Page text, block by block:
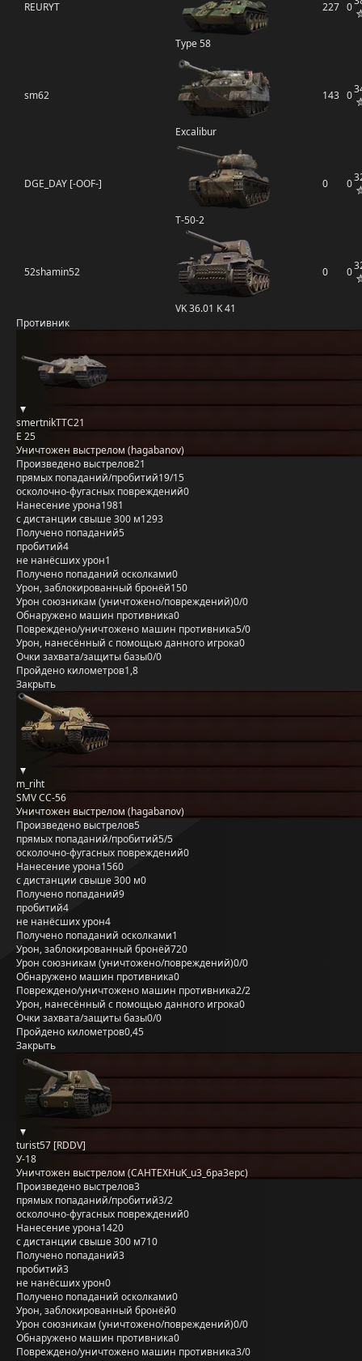
REURYT
Type 58
227 0
sm62
Excalibur
143 0
DGE_DAY [-OOF-]
Т-50-2
0 0
52shamin52
VK 36.01 K 41
0 0
Противник
smertnikTTC21
E 25
Уничтожен выстрелом (hagabanov)
Произведено выстрелов21
прямых попаданий/пробитий19/15
осколочно-фугасных повреждений0
Нанесение урона1981
с дистанции свыше 300 м1293
Получено попаданий5
пробитий4
не нанёсших урон1
Получено попаданий осколками0
Урон, заблокированный бронёй150
Урон союзникам (уничтожено/повреждений)0/0
Обнаружено машин противника0
Повреждено/уничтожено машин противника5/0
Урон, нанесённый с помощью данного игрока0
Очки захвата/защиты базы0/0
Пройдено километров1,8
Закрыть
m_riht
SMV CC-56
Уничтожен выстрелом (hagabanov)
Произведено выстрелов5
прямых попаданий/пробитий5/5
осколочно-фугасных повреждений0
Нанесение урона1560
с дистанции свыше 300 м0
Получено попаданий9
пробитий4
не нанёсших урон4
Получено попаданий осколками1
Урон, заблокированный бронёй720
Урон союзникам (уничтожено/повреждений)0/0
Обнаружено машин противника0
Повреждено/уничтожено машин противника2/2
Урон, нанесённый с помощью данного игрока0
Очки захвата/защиты базы0/0
Пройдено километров0,45
Закрыть
turist57 [RDDV]
У-18
Уничтожен выстрелом (CAHTEXHuK_u3_6pa3epc)
Произведено выстрелов3
прямых попаданий/пробитий3/2
осколочно-фугасных повреждений0
Нанесение урона1420
с дистанции свыше 300 м710
Получено попаданий3
пробитий3
не нанёсших урон0
Получено попаданий осколками0
Урон, заблокированный бронёй0
Урон союзникам (уничтожено/повреждений)0/0
Обнаружено машин противника0
Повреждено/уничтожено машин противника3/0